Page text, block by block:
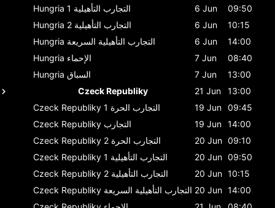
Hungria
التجارب التأهيلية 1 6 Jun
09:50
Hungria
التجارب التأهيلية 2 6 Jun
10:15
Hungria التجارب التأهيلية السريعة 6 Jun
14:00
Hungria الإحماء 7 Jun
08:40
Hungria السباق 7 Jun
13:00
Czeck Republiky
21 Jun
13:00
Czeck Republiky
التجارب الحرة 1 19 Jun 09:45
Czeck Republiky التجارب 19 Jun 14:00
Czeck Republiky
التجارب الحرة 2 20 Jun 09:10
Czeck Republiky
التجارب التأهيلية 1 20 Jun 09:50
Czeck Republiky
التجارب التأهيلية 2 20 Jun 10:15
Czeck Republiky التجارب التأهيلية السريعة 20 Jun 14:00